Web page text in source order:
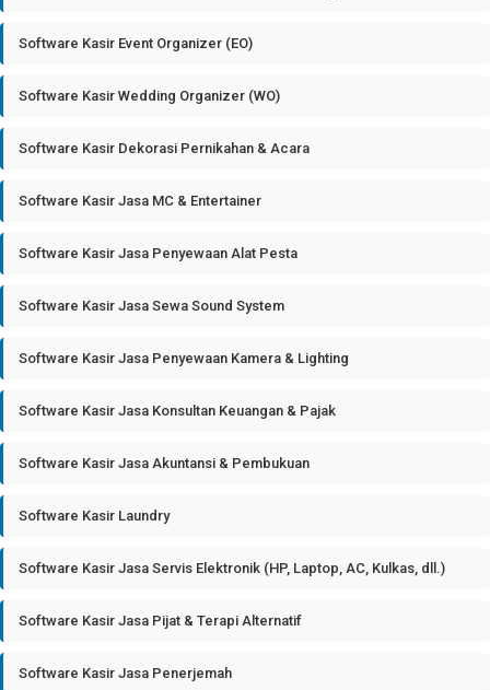
Software Kasir Event Organizer (EO)
Software Kasir Wedding Organizer (WO)
Software Kasir Dekorasi Pernikahan & Acara
Software Kasir Jasa MC & Entertainer
Software Kasir Jasa Penyewaan Alat Pesta
Software Kasir Jasa Sewa Sound System
Software Kasir Jasa Penyewaan Kamera & Lighting
Software Kasir Jasa Konsultan Keuangan & Pajak
Software Kasir Jasa Akuntansi & Pembukuan
Software Kasir Laundry
Software Kasir Jasa Servis Elektronik (HP, Laptop, AC, Kulkas, dll.)
Software Kasir Jasa Pijat & Terapi Alternatif
Software Kasir Jasa Penerjemah